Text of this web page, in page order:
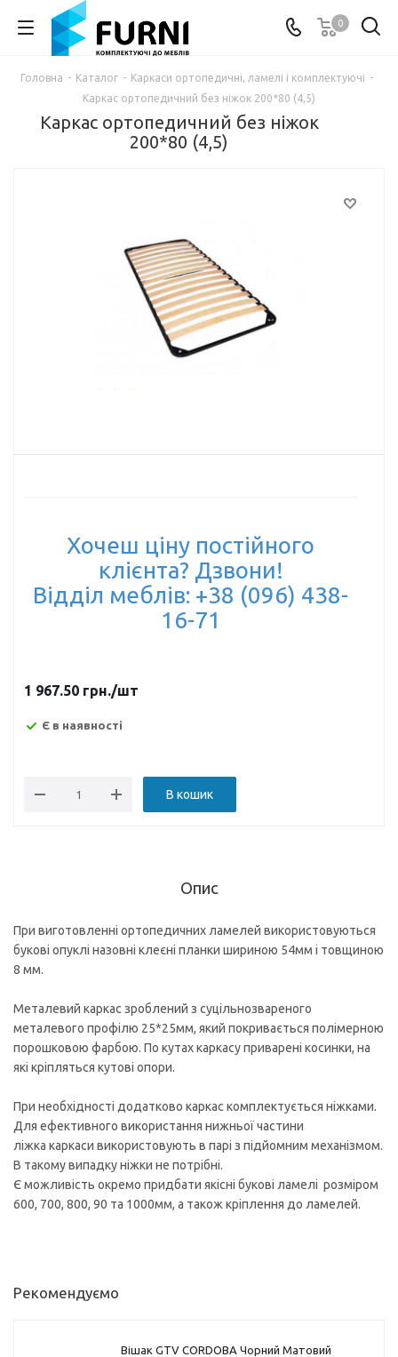
0
Головна - Каталог - Каркаси ортопедичні, ламелі і комплектуючі -
Каркас ортопедичний без ніжок 200*80 (4,5)
Каркас ортопедичний без ніжок
200*80 (4,5)
Хочеш ціну постійного
клієнта? Дзвони!
Відділ меблів: +38 (096) 438-
16-71
1 967.50 грн./шт
Є в наявності
В кошик
Опис
При виготовленні ортопедичних ламелей використовуються
букові опуклі назовні клеєні планки шириною 54мм і товщиною
8 мм.
Металевий каркас зроблений з суцільнозвареного
металевого профілю 25*25мм, який покривається полімерною
порошковою фарбою. По кутах каркасу приварені косинки, на
які кріпляться кутові опори.
При необхідності додатково каркас комплектується ніжками.
Для ефективного використання нижньої частини
ліжка каркаси використовують в парі з підйомним механізмом.
В такому випадку ніжки не потрібні.
Є можливість окремо придбати якісні букові ламелі розміром
600, 700, 800, 90 та 1000мм, а також кріплення до ламелей.
Рекомендуємо
Вішак GTV CORDOBA Чорний Матовий